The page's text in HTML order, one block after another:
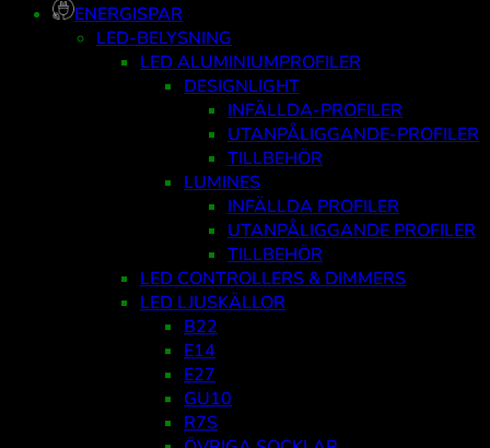
ENERGISPAR
LED-BELYSNING
LED ALUMINIUMPROFILER
DESIGNLIGHT
INFÄLLDA-PROFILER
UTANPÅLIGGANDE-PROFILER
TILLBEHÖR
LUMINES
INFÄLLDA PROFILER
UTANPÅLIGGANDE PROFILER
TILLBEHÖR
LED CONTROLLERS & DIMMERS
LED LJUSKÄLLOR
B22
E14
E27
GU10
R7S